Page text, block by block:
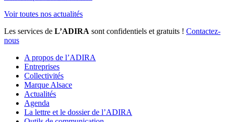
Voir toutes nos actualités
Les services de L’ADIRA sont confidentiels et gratuits ! Contactez-
nous
A propos de l’ADIRA
Entreprises
Collectivités
Marque Alsace
Actualités
Agenda
La lettre et le dossier de l’ADIRA